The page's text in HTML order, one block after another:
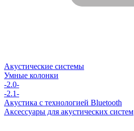
Акустические системы
Умные колонки
-2.0-
-2.1-
Акустика с технологией Bluetooth
Аксессуары для акустических систем